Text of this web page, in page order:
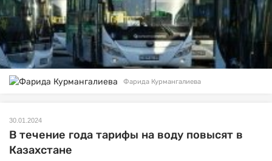
Фарида Курмангалиева
30.01.2024
В течение года тарифы на воду повысят в
Казахстане